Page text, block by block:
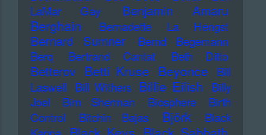
LaMar Gay
Benjamin Amaru
Berghain Bernadette La Hengst
Bernard Sumner
Bernd Begemann
Berq
Bertrand Cantat Beth Ditto
Betterov Betti Kruse Beyonce
Bill
Laswell
Bill Withers Billie Eilish
Billy
Joel
Bim Sherman Biosphere
Birth
Control
Bitchin Bajas Björk
Black